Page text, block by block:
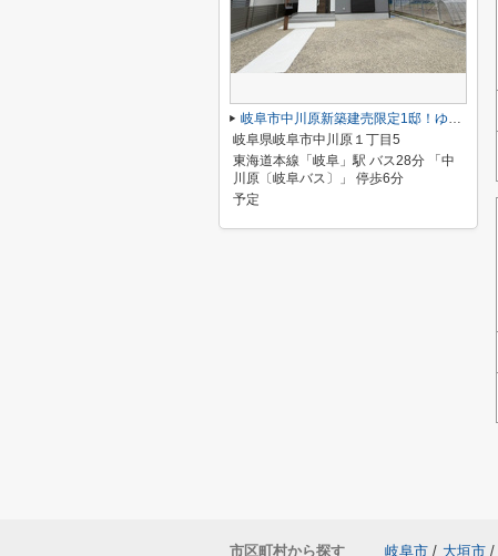
岐阜市中川原新築建売限定1邸！ゆったり19.6帖のリビングダイニング！収納豊富なお家！お車並列3台！
岐阜県岐阜市中川原１丁目5
東海道本線「岐阜」駅 バス28分 「中
川原〔岐阜バス〕」 停歩6分
予定
市区町村から探す 岐阜市 / 大垣市 /